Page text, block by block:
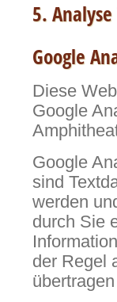
5.
Google
Diese
Google
Google
sind
werden
durch Sie
der Regel